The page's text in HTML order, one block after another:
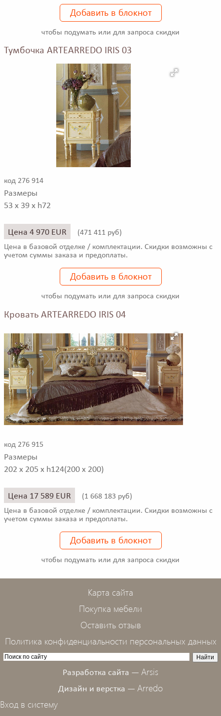
Добавить в блокнот
чтобы подумать или для запроса скидки
Тумбочка ARTEARREDO IRIS 03
код 276 914
Размеры
53 x 39 x h72
Цена 4 970 EUR (471 411 руб)
Цена в базовой отделке / комплектации. Скидки возможны с
учетом суммы заказа и предоплаты.
Добавить в блокнот
чтобы подумать или для запроса скидки
Кровать ARTEARREDO IRIS 04
код 276 915
Размеры
202 x 205 x h124(200 x 200)
Цена 17 589 EUR (1 668 183 руб)
Цена в базовой отделке / комплектации. Скидки возможны с
учетом суммы заказа и предоплаты.
Добавить в блокнот
чтобы подумать или для запроса скидки
Карта сайта
Покупка мебели
Оставить отзыв
Политика конфиденциальности персональных данных
Разработка сайта — Arsis
Дизайн и верстка — Arredo
Вход в систему